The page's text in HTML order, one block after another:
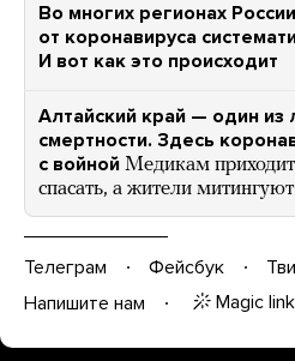
Во многих регионах
от коронавируса
И вот как это происходит
Алтайский край — один из
смертности. Здесь
с войной Медикам
спасать, а жители
Телеграм Фейсбук
Напишите нам
Magic link